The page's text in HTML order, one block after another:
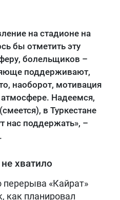
на стадионе на
бы отметить эту
болельщиков –
поддерживают,
наоборот, мотивация
атмосфере. Надеемся,
в Туркестане
нас поддержать», –
хватило
перерыва «Кайрат»
как планировал